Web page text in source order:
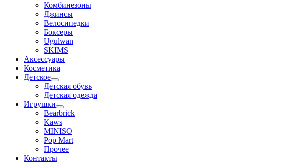
Комбинезоны
Джинсы
Велосипедки
Боксеры
Ugulwan
SKIMS
Аксессуары
Косметика
Детское
Детская обувь
Детская одежда
Игрушки
Bearbrick
Kaws
MINISO
Pop Mart
Прочее
Контакты